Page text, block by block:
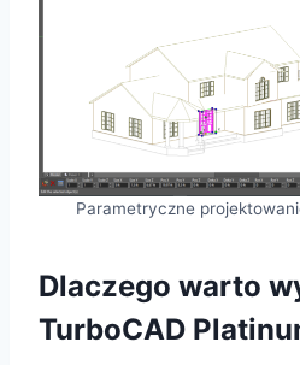
Parametryczne
Dlaczego warto
TurboCAD